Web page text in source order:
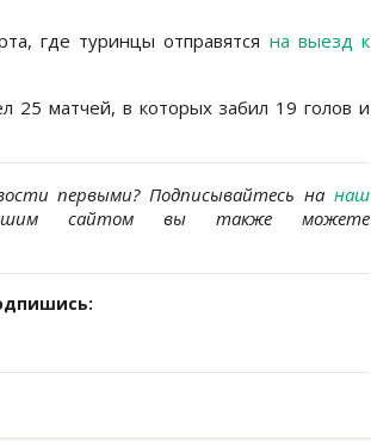
где туринцы отправятся на выезд к
25 матчей, в которых забил 19 голов и
первыми? Подписывайтесь на наш
сайтом вы также можете